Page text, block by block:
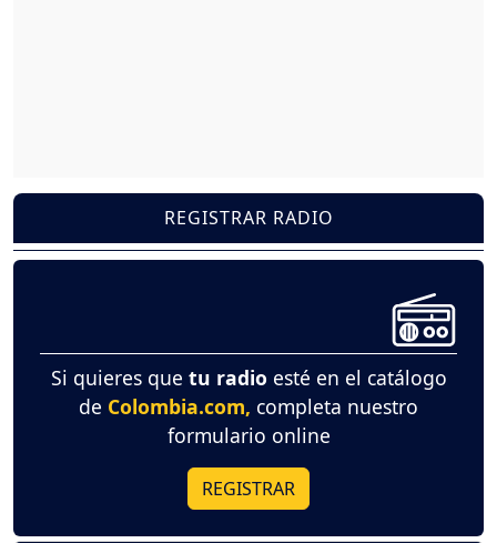
REGISTRAR RADIO
Si quieres que tu radio esté en el catálogo
de Colombia.com, completa nuestro
formulario online
REGISTRAR